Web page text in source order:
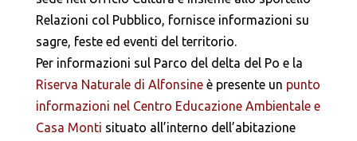
Relazioni col Pubblico, fornisce informazioni su
sagre, feste ed eventi del territorio.
Per informazioni sul Parco del delta del Po e la
Riserva Naturale di Alfonsineè presente un punto
informazioni nel Centro Educazione Ambientale e
Casa Monti situato all’interno dell’abitazione